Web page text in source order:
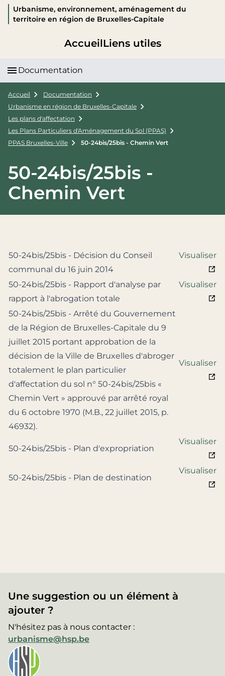
Urbanisme, environnement, aménagement du
territoire en région de Bruxelles-Capitale
AccueilLiens utiles
Documentation
Accueil
Documentation
Urbanisme en région de Bruxelles-Capitale
Les plans d'affectation
Les Plans Particuliers d'Aménagement du Sol (PPAS)
PPAS Bruxelles-Ville
50-24bis/25bis - Chemin Vert
50-24bis/25bis -
Chemin Vert
50-24bis/25bis - Décision du Conseil
communal du 16 juin 2014
Visualiser
50-24bis/25bis - Rapport d'analyse par
rapport à l'abrogation totale
Visualiser
50-24bis/25bis - Arrêté du Gouvernement
de la Région de Bruxelles-Capitale du 9
juillet 2015 portant approbation de la
décision de la Ville de Bruxelles d'abroger
totalement le plan particulier
d'affectation du sol n° 50-24bis/25bis «
Chemin Vert » approuvé par arrêté royal
du 6 octobre 1970 (M.B., 22 juillet 2015, p.
46932).
Visualiser
50-24bis/25bis - Plan d'expropriation
Visualiser
50-24bis/25bis - Plan de destination
Visualiser
Une suggestion ou un élément à
ajouter ?
N'hésitez pas à nous contacter :
urbanisme@hsp.be